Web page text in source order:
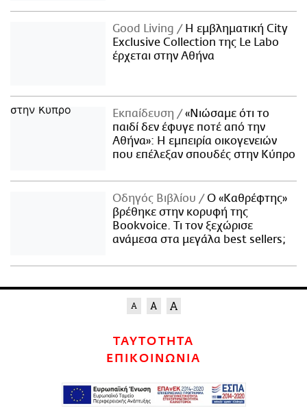
Good Living
Η εμβληματική City
Exclusive Collection της Le Labo
έρχεται στην Αθήνα
Εκπαίδευση
«Νιώσαμε ότι το
παιδί δεν έφυγε ποτέ από την
Αθήνα»: Η εμπειρία οικογενειών
που επέλεξαν σπουδές στην Κύπρο
Οδηγός Βιβλίου
Ο «Καθρέφτης»
βρέθηκε στην κορυφή της
Bookvoice. Τι τον ξεχώρισε
ανάμεσα στα μεγάλα best sellers;
ΤΑΥΤΟΤΗΤΑ
ΕΠΙΚΟΙΝΩΝΙΑ